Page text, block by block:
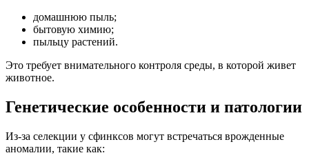
домашнюю пыль;
бытовую химию;
пыльцу растений.
Это требует внимательного контроля среды, в которой живет
животное.
Генетические особенности и патологии
Из-за селекции у сфинксов могут встречаться врожденные
аномалии, такие как: